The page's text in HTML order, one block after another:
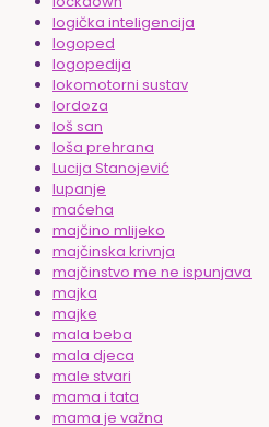
logička inteligencija
logoped
logopedija
lokomotorni sustav
lordoza
loš san
loša prehrana
Lucija Stanojević
lupanje
maćeha
majčino mlijeko
majčinska krivnja
majčinstvo me ne ispunjava
majka
majke
mala beba
mala djeca
male stvari
mama i tata
mama je važna